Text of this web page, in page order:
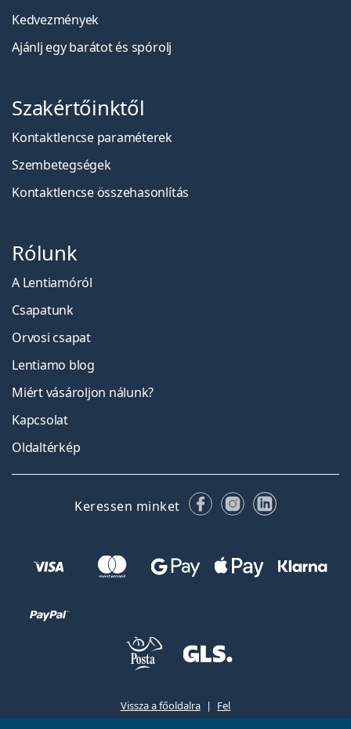
Kedvezmények
Ajánlj egy barátot és spórolj
Szakértőinktől
Kontaktlencse paraméterek
Szembetegségek
Kontaktlencse összehasonlítás
Rólunk
A Lentiamóról
Csapatunk
Orvosi csapat
Lentiamo blog
Miért vásároljon nálunk?
Kapcsolat
Oldaltérkép
Keressen minket FacebookInstagram
LinkedIn
Vissza a főoldalra
Fel